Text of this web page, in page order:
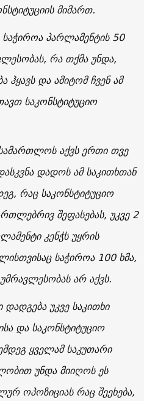
მიმართ.
პარლამენტის 50
რა თქმა უნდა,
ჰყავს და ამიტომ ჩვენ ამ
საკონსტიტუციო
აქვს ერთი თვე
დადოს ამ საკითხთან
რაც საკონსტიტუციო
შეფასებას, უკვე 2
კენჭს უყრის
საჭიროა 100 ხმა,
არ აქვს.
უკვე საკითხი
და საკონსტიტუციო
ყველამ საკუთარი
უნდა მიიღოს ეს
ოპოზიციას რაც შეეხება,